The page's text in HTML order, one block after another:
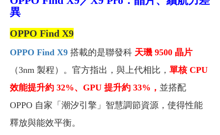
異
OPPO Find X9
OPPO Find X9 搭載的是聯發科 天璣 9500 晶片
（3nm 製程）。官方指出，與上代相比， 單核 CPU
效能提升約 32%、GPU 提升約 33%， 並搭配
OPPO 自家「潮汐引擎」智慧調節資源，使得性能
釋放與能效平衡。